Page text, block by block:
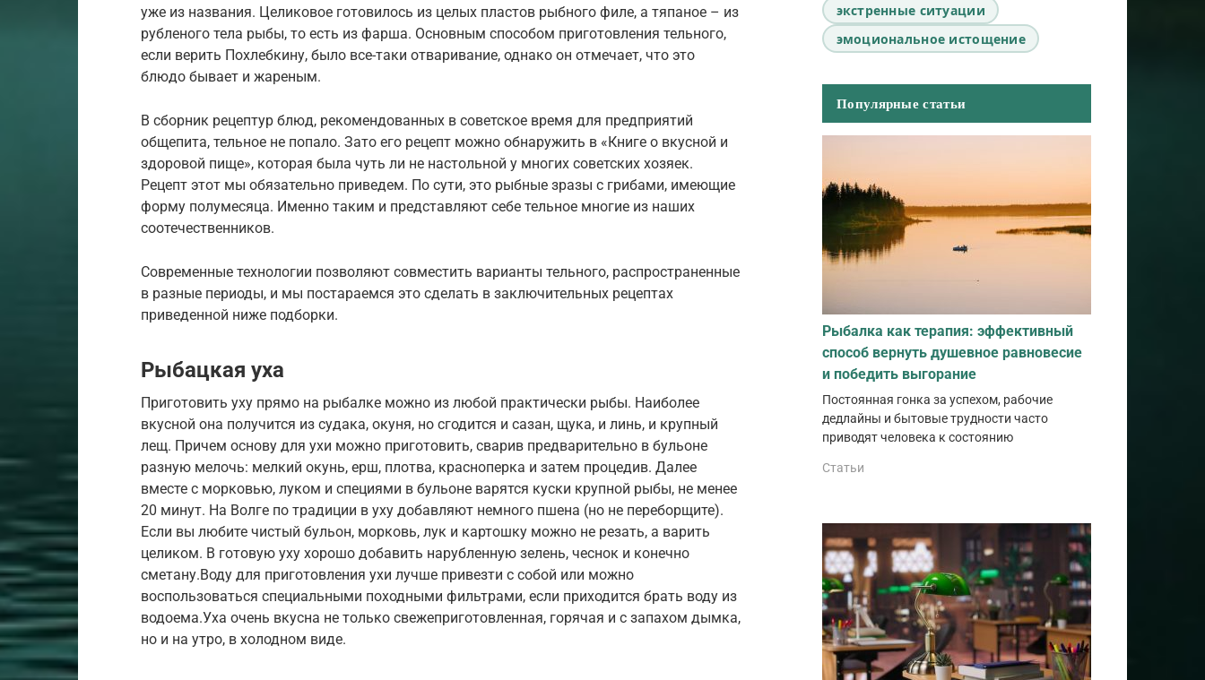
уже из названия. Целиковое готовилось из целых пластов рыбного филе, а тяпаное – из
рубленого тела рыбы, то есть из фарша. Основным способом приготовления тельного,
если верить Похлебкину, было все-таки отваривание, однако он отмечает, что это
блюдо бывает и жареным.
В сборник рецептур блюд, рекомендованных в советское время для предприятий
общепита, тельное не попало. Зато его рецепт можно обнаружить в «Книге о вкусной и
здоровой пище», которая была чуть ли не настольной у многих советских хозяек.
Рецепт этот мы обязательно приведем. По сути, это рыбные зразы с грибами, имеющие
форму полумесяца. Именно таким и представляют себе тельное многие из наших
соотечественников.
Современные технологии позволяют совместить варианты тельного, распространенные
в разные периоды, и мы постараемся это сделать в заключительных рецептах
приведенной ниже подборки.
Рыбацкая уха
Приготовить уху прямо на рыбалке можно из любой практически рыбы. Наиболее
вкусной она получится из судака, окуня, но сгодится и сазан, щука, и линь, и крупный
лещ. Причем основу для ухи можно приготовить, сварив предварительно в бульоне
разную мелочь: мелкий окунь, ерш, плотва, красноперка и затем процедив. Далее
вместе с морковью, луком и специями в бульоне варятся куски крупной рыбы, не менее
20 минут. На Волге по традиции в уху добавляют немного пшена (но не переборщите).
Если вы любите чистый бульон, морковь, лук и картошку можно не резать, а варить
целиком. В готовую уху хорошо добавить нарубленную зелень, чеснок и конечно
сметану.Воду для приготовления ухи лучше привезти с собой или можно
воспользоваться специальными походными фильтрами, если приходится брать воду из
водоема.Уха очень вкусна не только свежеприготовленная, горячая и с запахом дымка,
но и на утро, в холодном виде.
экстренные ситуации
эмоциональное истощение
Популярные статьи
Рыбалка как терапия: эффективный
способ вернуть душевное равновесие
и победить выгорание
Постоянная гонка за успехом, рабочие
дедлайны и бытовые трудности часто
приводят человека к состоянию
Статьи